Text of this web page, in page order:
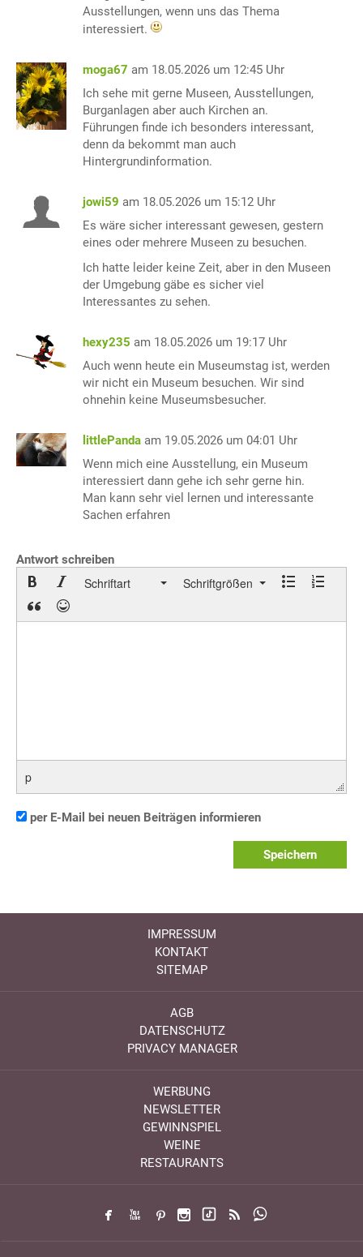
Ausstellungen, wenn uns das Thema
interessiert.
moga67 am 18.05.2026 um 12:45 Uhr
Ich sehe mit gerne Museen, Ausstellungen,
Burganlagen aber auch Kirchen an.
Führungen finde ich besonders interessant,
denn da bekommt man auch
Hintergrundinformation.
jowi59 am 18.05.2026 um 15:12 Uhr
Es wäre sicher interessant gewesen, gestern
eines oder mehrere Museen zu besuchen.
Ich hatte leider keine Zeit, aber in den Museen
der Umgebung gäbe es sicher viel
Interessantes zu sehen.
hexy235 am 18.05.2026 um 19:17 Uhr
Auch wenn heute ein Museumstag ist, werden
wir nicht ein Museum besuchen. Wir sind
ohnehin keine Museumsbesucher.
littlePanda am 19.05.2026 um 04:01 Uhr
Wenn mich eine Ausstellung, ein Museum
interessiert dann gehe ich sehr gerne hin.
Man kann sehr viel lernen und interessante
Sachen erfahren
Antwort schreiben
Schriftart Schriftgrößen
p
per E-Mail bei neuen Beiträgen informieren
Speichern
IMPRESSUM
KONTAKT
SITEMAP
AGB
DATENSCHUTZ
PRIVACY MANAGER
WERBUNG
NEWSLETTER
GEWINNSPIEL
WEINE
RESTAURANTS